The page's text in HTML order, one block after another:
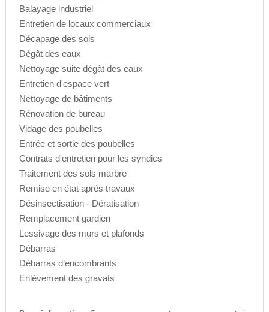
Balayage industriel
Entretien de locaux commerciaux
Décapage des sols
Dégât des eaux
Nettoyage suite dégât des eaux
Entretien d'espace vert
Nettoyage de bâtiments
Rénovation de bureau
Vidage des poubelles
Entrée et sortie des poubelles
Contrats d'entretien pour les syndics
Traitement des sols marbre
Remise en état aprés travaux
Désinsectisation - Dératisation
Remplacement gardien
Lessivage des murs et plafonds
Débarras
Débarras d’encombrants
Enlèvement des gravats